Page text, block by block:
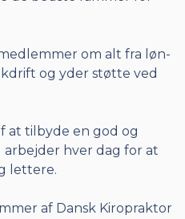
om alt fra løn-
og yder støtte ved
at tilbyde en god og
hver dag for at
lettere.
af Dansk Kiropraktor